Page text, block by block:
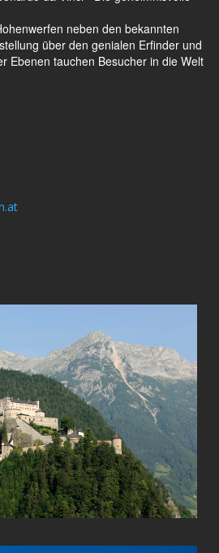
neben den bekannten
über den genialen Erfinder und
Ebenen tauchen Besucher in die Welt